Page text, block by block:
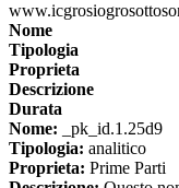
Nome
Tipologia
Proprieta
Descrizione
Durata
Nome: _pk_id.1.25d9
Tipologia: analitico
Proprieta: Prime Parti